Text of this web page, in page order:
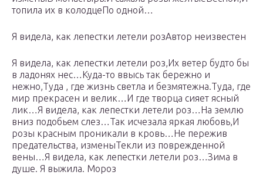
топила их в колодцеПо одной…
Я видела, как лепестки летели розАвтор неизвестен
Я видела, как лепестки летели роз,Их ветер будто бы
в ладонях нес…Куда-то ввысь так бережно и
нежно,Туда , где жизнь светла и безмятежна.Туда, где
мир прекрасен и велик…И где творца сияет ясный
лик…Я видела, как лепестки летели роз…На землю
вниз подобьем слез…Так исчезала яркая любовь,И
розы красным проникали в кровь…Не пережив
предательства, изменыТекли из поврежденной
вены…Я видела, как лепестки летели роз…Зима в
душе. Я выжила. Мороз